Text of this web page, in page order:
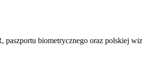
biometrycznego oraz polskiej